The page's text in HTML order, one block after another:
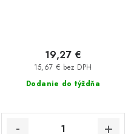
Dodanie do týždňa
15,67 € bez DPH
19,27 €